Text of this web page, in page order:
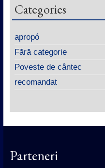
Categories
apropó
Fără categorie
Poveste de cântec
recomandat
Parteneri